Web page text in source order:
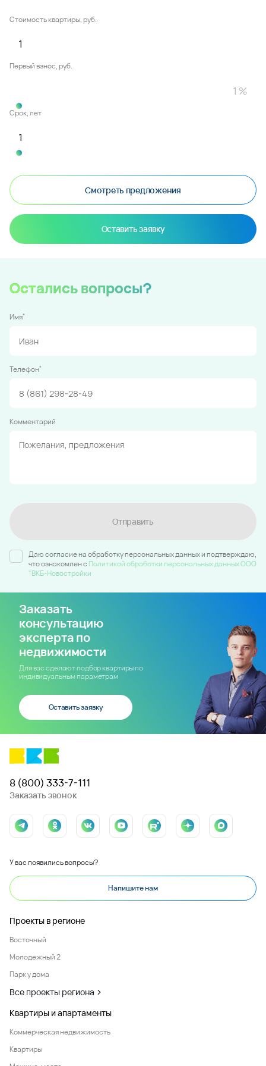
Стоимость квартиры, руб.
Первый взнос, руб.
Срок, лет
Смотреть предложения
Оставить заявку
Остались вопросы?
Имя*
Телефон*
Комментарий
Отправить
Даю согласие на обработку персональных данных и подтверждаю,
что ознакомлен c Политикой обработки персональных данных ООО
"ВКБ-Новостройки
Заказать
консультацию
эксперта по
недвижимости
Для вас сделают подбор квартиры по
индивидуальным параметрам
Оставить заявку
8 (800) 333-7-111
Заказать звонок
У вас появились вопросы?
Напишите нам
Проекты в регионе
Восточный
Молодежный 2
Парк у дома
Все проекты региона
Квартиры и апартаменты
Коммерческая недвижимость
Квартиры